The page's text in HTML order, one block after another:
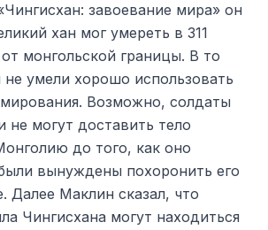
завоевание мира» он
хан мог умереть в 311
монгольской границы. В то
умели хорошо использовать
Возможно, солдаты
не могут доставить тело
до того, как оно
вынуждены похоронить его
Далее Маклин сказал, что
Чингисхана могут находиться